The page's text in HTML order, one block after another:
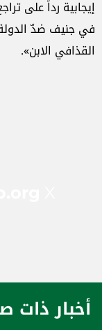
إيجابية رداً على
في جنيف ضدّ الدولة
القذافي الابن».
أخبار ذات